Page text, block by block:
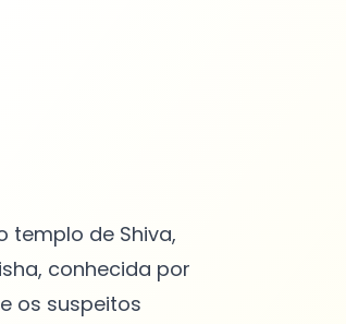
templo de Shiva,
conhecida por
os suspeitos